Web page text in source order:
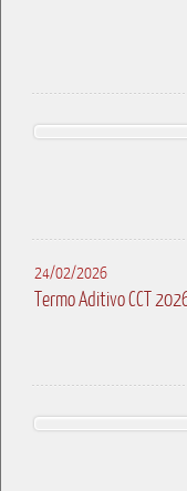
24/02/2026
Termo Aditivo CCT